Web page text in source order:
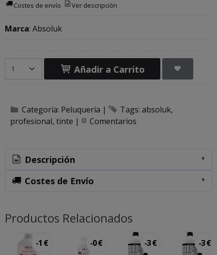
Costes de envío Ver descripción
Marca: Absoluk
Añadir a Carrito
Categoría: Peluquería | Tags: absoluk
profesional tinte | Comentarios
Descripción
Costes de Envío
Productos Relacionados
-1 € -0 € -3 € -3 €